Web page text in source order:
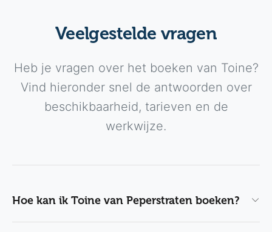
Veelgestelde vragen
Heb je vragen over het boeken van Toine?
Vind hieronder snel de antwoorden over
beschikbaarheid, tarieven en de
werkwijze.
Hoe kan ik Toine van Peperstraten boeken?